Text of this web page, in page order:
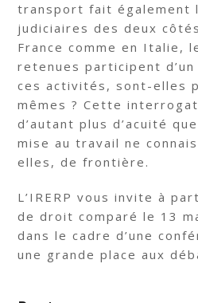
transport fait également
judiciaires des deux
France comme en Italie,
retenues participent
ces activités, sont-elles
mêmes ? Cette
d’autant plus d’acuité
mise au travail ne
elles, de frontière.
L’IRERP vous invite à
de droit comparé le 13
dans le cadre d’une
une grande place aux